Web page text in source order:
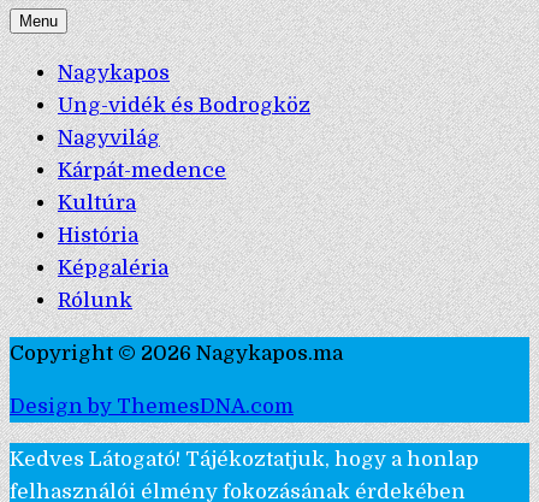
Menu
Nagykapos
Ung-vidék és Bodrogköz
Nagyvilág
Kárpát-medence
Kultúra
História
Képgaléria
Rólunk
Copyright © 2026 Nagykapos.ma
Design by ThemesDNA.com
Kedves Látogató! Tájékoztatjuk, hogy a honlap
felhasználói élmény fokozásának érdekében